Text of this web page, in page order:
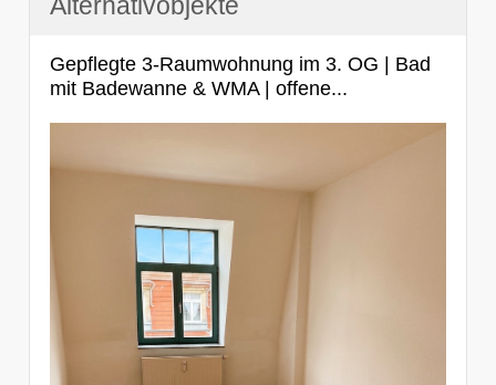
Gepflegte 3-Raumwohnung im 3. OG | Bad
mit Badewanne & WMA | offene...